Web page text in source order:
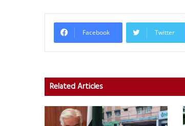
Facebook Twitter
Related Articles